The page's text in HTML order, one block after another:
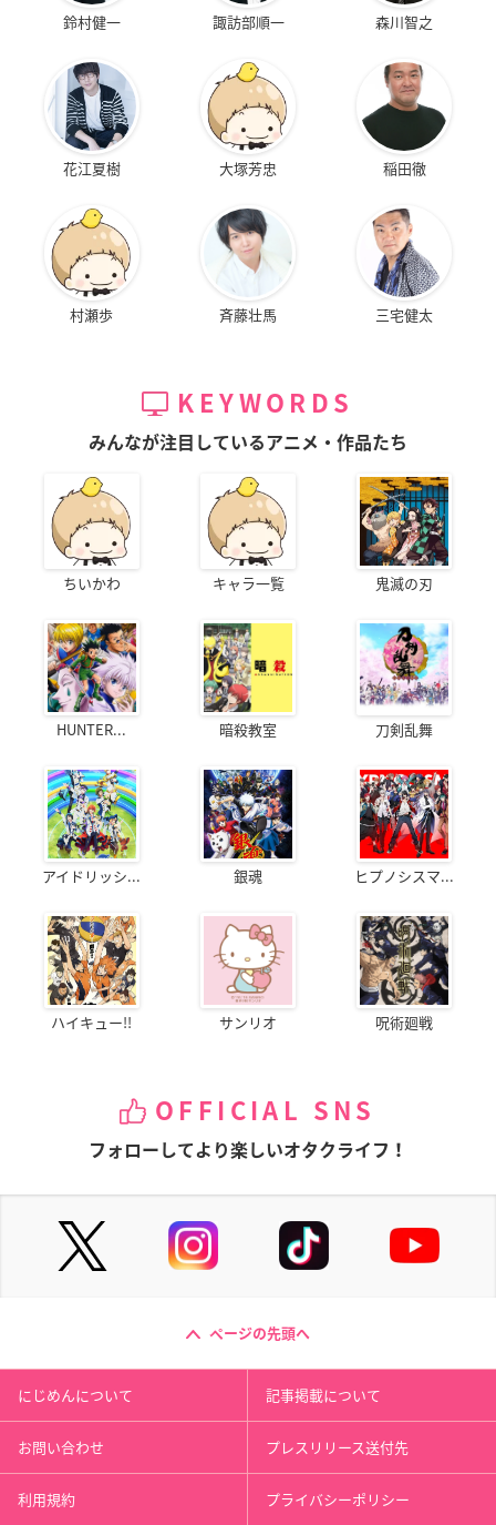
作品概要
TVアニメ「ビルディバイド -#000000-」
2期：2022年４月から放送開始
【スタッフ情報】
原案：河本ほむら/武野光（代表作：賭ケグルイ）
監督：駒田由貴
シリーズ構成：冨田頼子
キャラクターデザイン：友岡新平
制作スタジオ：ライデンフィルム
鈴村健一 諏訪部順一 森川智之
花江夏樹 大塚芳忠 稲田徹
村瀬歩 斉藤壮馬 三宅健太
KEYWORDS
みんなが注目しているアニメ・作品たち
ちいかわ キャラ一覧 鬼滅の刃
HUNTER... 暗殺教室 刀剣乱舞
アイドリッシ... 銀魂 ヒプノシスマ...
ハイキュー!! サンリオ 呪術廻戦
OFFICIAL SNS
フォローしてより楽しいオタクライフ！
ページの先頭へ
にじめんについて 記事掲載について
お問い合わせ プレスリリース送付先
利用規約 プライバシーポリシー